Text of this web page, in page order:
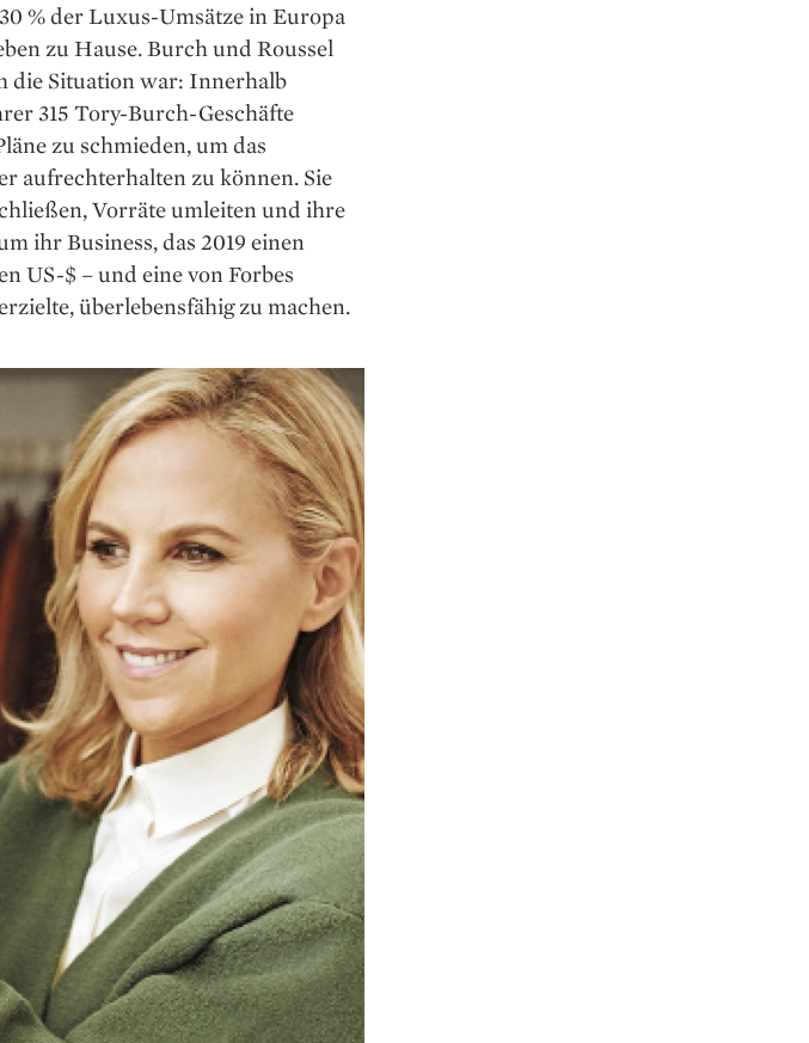
% der Luxus-Umsätze in Europa
zu Hause. Burch und Roussel
die Situation war: Innerhalb
315 Tory-Burch-Geschäfte
zu schmieden, um das
aufrechterhalten zu können. Sie
Vorräte umleiten und ihre
ihr Business, das 2019 einen
US-$ – und eine von Forbes
überlebensfähig zu machen.